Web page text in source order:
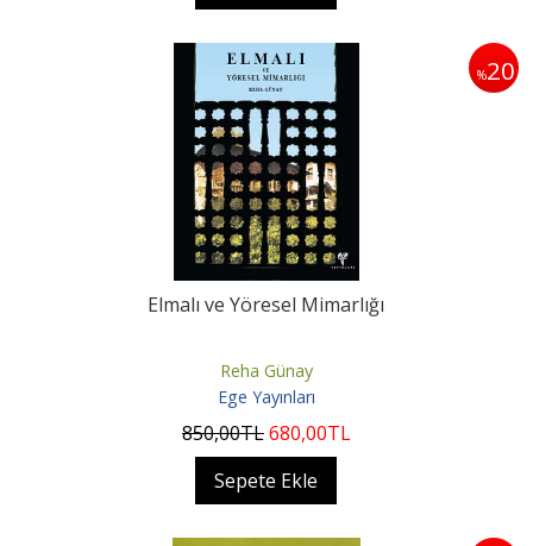
%20
Elmalı ve Yöresel Mimarlığı
Reha Günay
Ege Yayınları
850,00TL680,00TL
Sepete Ekle